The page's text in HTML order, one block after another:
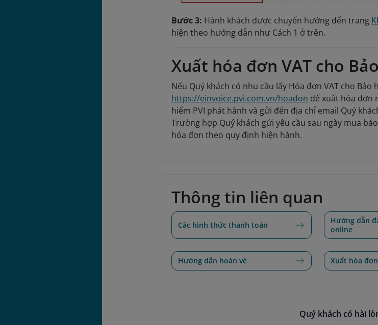
Bước 3: Hành khách được chuyển hướng đến trang
hiện theo hướng dẫn như Cách 1 ở trên.
Xuất hóa đơn VAT cho
Nếu Quý khách có nhu cầu lấy Hóa đơn VAT cho
https://einvoice.pvi.com.vn/hoadon để xuất hóa đơn
hiểm PVI phát hành và gửi đến địa chỉ email Quý
Trường hợp Quý khách gửi yêu cầu sau ngày mua
hóa đơn theo quy định hiện hành.
Thông tin liên quan
Các hình thức thanh toán
Hướng dẫn
online
Hướng dẫn hoàn vé Xuất hóa
Quý khách có hài